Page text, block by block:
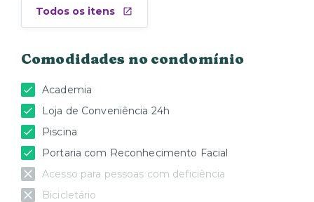
Todos os itens
Comodidades no condomínio
Academia
Loja de Conveniência 24h
Piscina
Portaria com Reconhecimento Facial
Acesso para pessoas com deficiência
Bicicletário